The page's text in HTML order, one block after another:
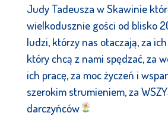
Judy Tadeusza w Skawinie
wielkodusznie gości od blisko
ludzi, którzy nas otaczają, za
który chcą z nami spędzać, za
ich pracę, za moc życzeń i
szerokim strumieniem, za
darczyńców